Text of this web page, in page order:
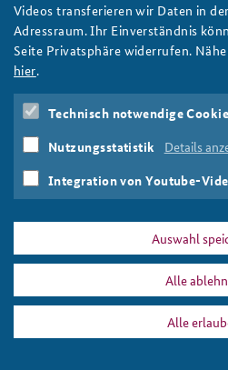
Gemeinsames Seminar zur
von Nachwuchspersonal des AA
weiter
DATA PRIVACY
Attachélehrgang
Videos transferieren wir Daten in
Adressraum. Ihr Einverständnis
Seite Privatsphäre widerrufen.
hier.
Technisch notwendige
Nutzungsstatistik Details
Integration von Youtube-
Auswahl
Alle
Alle